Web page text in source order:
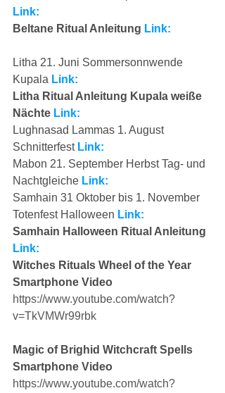
Link:
Beltane Ritual Anleitung Link:
Litha 21. Juni Sommersonnwende
Kupala Link:
Litha Ritual Anleitung Kupala weiße
Nächte Link:
Lughnasad Lammas 1. August
Schnitterfest Link:
Mabon 21. September Herbst Tag- und
Nachtgleiche Link:
Samhain 31 Oktober bis 1. November
Totenfest Halloween Link:
Samhain Halloween Ritual Anleitung
Link:
Witches Rituals Wheel of the Year
Smartphone Video
https://www.youtube.com/watch?
v=TkVMWr99rbk
Magic of Brighid Witchcraft Spells
Smartphone Video
https://www.youtube.com/watch?